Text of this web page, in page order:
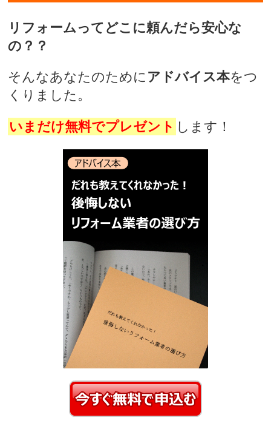
リフォームってどこに頼んだら安心な
の？？
そんなあなたのために アドバイス本をつ
くりました。
いまだけ無料でプレゼント します！